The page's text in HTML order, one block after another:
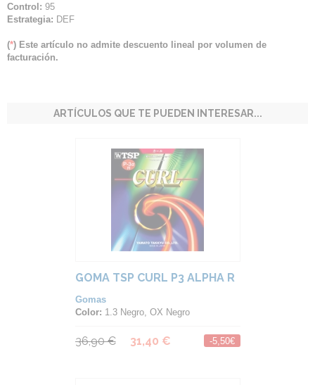
Control: 95
Estrategia: DEF
(*) Este artículo no admite descuento lineal por volumen de
facturación.
ARTÍCULOS QUE TE PUEDEN INTERESAR...
GOMA TSP CURL P3 ALPHA R
Gomas
Color: 1.3 Negro, OX Negro
36,90 € 31,40 € -5,50€